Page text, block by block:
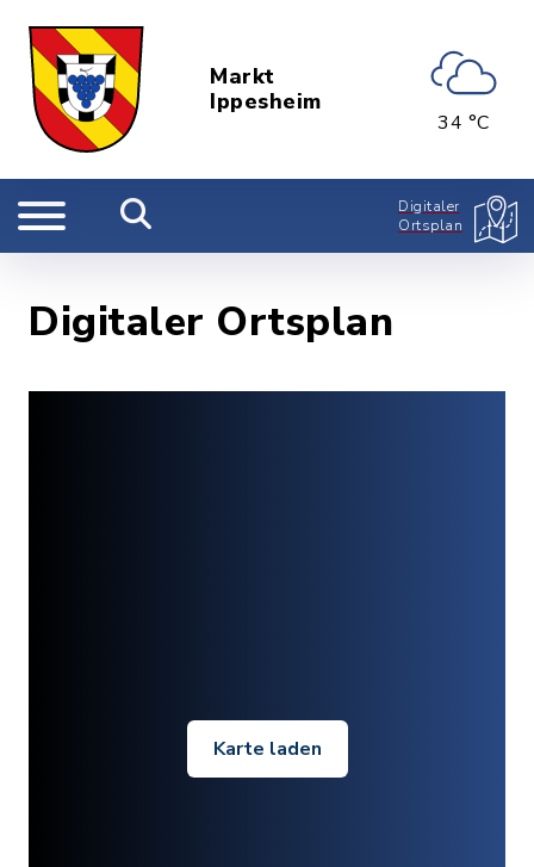
Markt
Ippesheim
34 °C
Digitaler
Ortsplan
Digitaler Ortsplan
Karte laden